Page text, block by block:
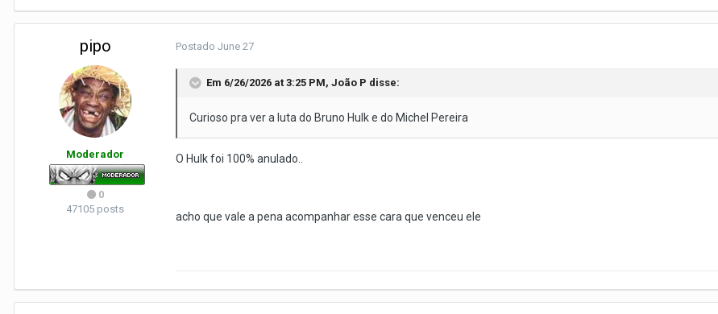
pipo
Moderador
0
47105 posts
Postado June 27
Em 6/26/2026 at 3:25 PM, João P disse:
Curioso pra ver a luta do Bruno Hulk e do Michel Pereira
O Hulk foi 100% anulado..
acho que vale a pena acompanhar esse cara que venceu ele